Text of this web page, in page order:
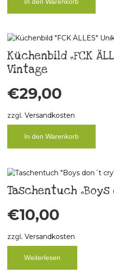
Küchenbild „FCK
Vintage
€29,00
zzgl. Versandkosten
In den Warenkorb
Taschentuch „Boys
€10,00
zzgl. Versandkosten
Weiterlesen